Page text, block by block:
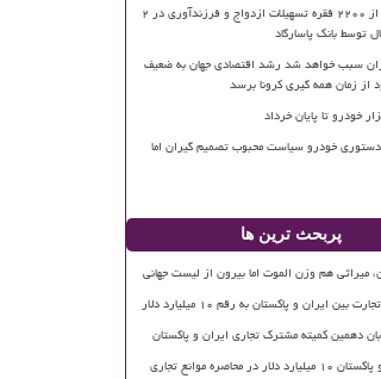
پرداخت بالاتر از ۲۲۰۰ فقره تسهیلات ازدواج و فرزندآوری در ۲
توسط بانک پاسارگاد
سبب خواهد شد رشد اقتصادی جهان به ضعیف
زمان همه گیری کرونا برسد
خودرو سیاست محبوب تصمیم گیران اما
پربحث ترین ها
میراثی هم وزن الموت اما بیرون از لیست جهانی
ایران و پاکستان به رقم ۱۰ میلیارد دلار
دهمین کمیته مشترک تجاری ایران و پاکستان
در محاصره موانع تجاری